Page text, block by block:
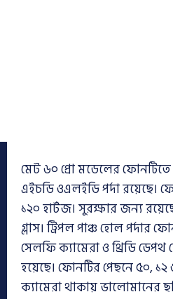
মেট ৬০ প্রো মডেলের
এইচডি ওএলইডি পর্দা রয়েছে।
১২০ হার্টজ। সুরক্ষার জন্য
গ্লাস। ট্রিপল পাঞ্চ হোল পর্দার
সেলফি ক্যামেরা ও থ্রিডি ডেপথ
হয়েছে। ফোনটির পেছনে ৫০, ১২
ক্যামেরা থাকায় ভালোমানের